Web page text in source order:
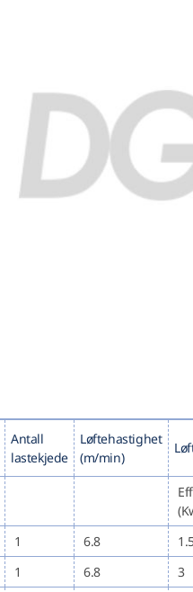
Antall
lastekjede
Løftehastighet
(m/min)
1 6.8
1 6.8 3